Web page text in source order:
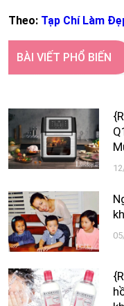
Theo: Tạp Chí Làm
BÀI VIẾT PHỔ BIẾN